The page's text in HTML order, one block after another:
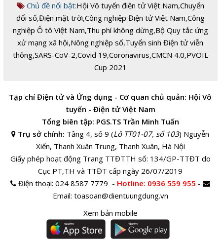
Chủ đề nổi bật:Hội Vô tuyến điện tử Việt Nam,Chuyển
đổi số,Điện mặt trời,Công nghiệp Điện tử Việt Nam,Công
nghiệp Ô tô Việt Nam,Thu phí không dừng,Bộ Quy tắc ứng
xử mạng xã hội,Nông nghiệp số,Tuyển sinh Điện tử viễn
thông,SARS-CoV-2,Covid 19,Coronavirus,CMCN 4.0,PVOIL
Cup 2021
Tạp chí Điện tử và Ứng dụng - Cơ quan chủ quản: Hội Vô
tuyến - Điện tử Việt Nam
Tổng biên tập: PGS.TS Trần Minh Tuấn
Trụ sở chính: Tầng 4, số 9 (Lô TT01-07, số 103) Nguyễn
Xiển, Thanh Xuân Trung, Thanh Xuân, Hà Nội
Giấy phép hoạt động Trang TTĐTTH số: 134/GP-TTĐT do
Cục PT,TH và TTĐT cấp ngày 26/07/2019
Điện thoại:024 8587 7779 - Hotline: 0936 559 955 -
Email: toasoan@dientuungdung.vn
Xem bản mobile